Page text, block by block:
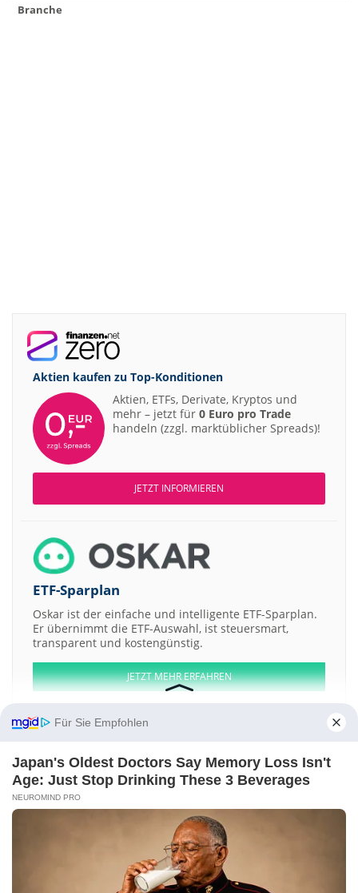
Branche
Aktien kaufen zu Top-Konditionen
Aktien, ETFs, Derivate, Kryptos und
mehr – jetzt für 0 Euro pro Trade
handeln (zzgl. marktüblicher Spreads)!
JETZT INFORMIEREN
ETF-Sparplan
Oskar ist der einfache und intelligente ETF-Sparplan.
Er übernimmt die ETF-Auswahl, ist steuersmart,
transparent und kostengünstig.
JETZT MEHR ERFAHREN
Aktien ATX DAX EuroStoxx 50 Dow Jones NASDAQ 100 Nikkei 225
S&P 500
Weitere Aktien:
G Mining Ventures
Harikanta Overseas
Impressum-Werbung-Barrierefreiheit
Datenschutz-Disclaimer-AGB-Privatsphäre-Einstellungen
Für Sie Empfohlen
Japan's Oldest Doctors Say Memory Loss Isn't
Age: Just Stop Drinking These 3 Beverages
NEUROMIND PRO